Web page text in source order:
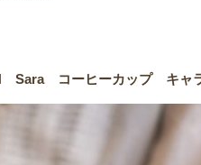
Sara コーヒーカップ キャ